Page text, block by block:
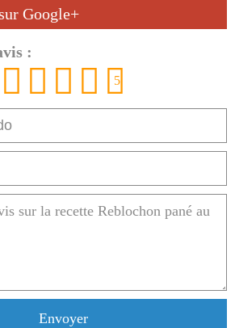
Google+
:
5
Envoyer